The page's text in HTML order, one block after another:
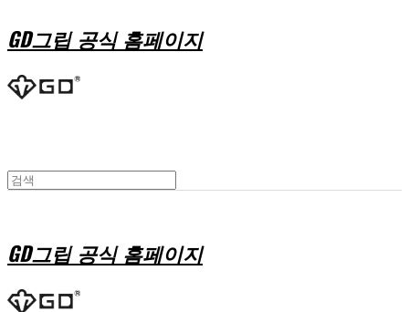
GD그립 공식 홈페이지
GD그립 공식 홈페이지